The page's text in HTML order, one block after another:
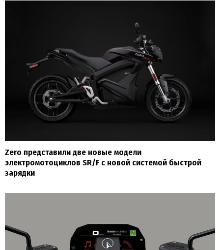
Zero представили две новые модели
электромотоциклов SR/F с новой системой быстрой
зарядки